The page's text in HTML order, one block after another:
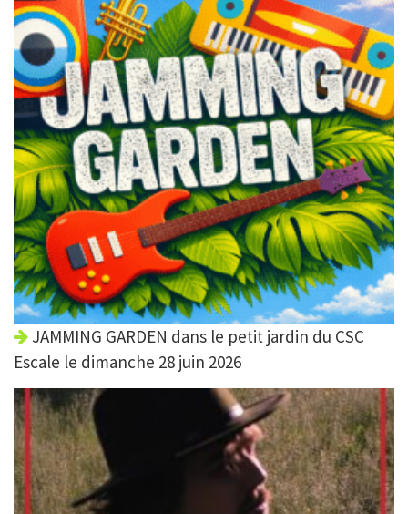
JAMMING GARDEN dans le petit jardin du CSC
Escale le dimanche 28 juin 2026